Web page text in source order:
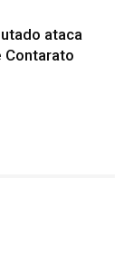
ataca
Contarato